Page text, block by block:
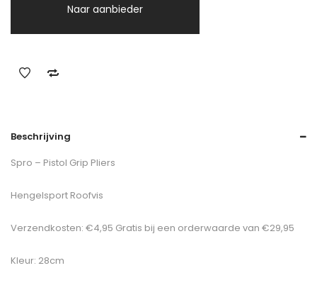
Naar aanbieder
Beschrijving
Spro – Pistol Grip Pliers
Hengelsport Roofvis
Verzendkosten: €4,95 Gratis bij een orderwaarde van €29,95
Kleur: 28cm